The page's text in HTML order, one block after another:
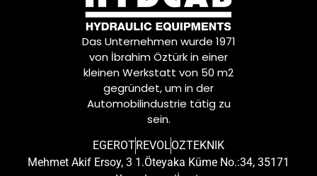
Das Unternehmen wurde 1971
von İbrahim Öztürk in einer
kleinen Werkstatt von 50 m2
gegründet, um in der
Automobilindustrie tätig zu
sein.
EGEROTREVOLOZTEKNIK
Mehmet Akif Ersoy, 3 1.Öteyaka Küme No.:34, 35171